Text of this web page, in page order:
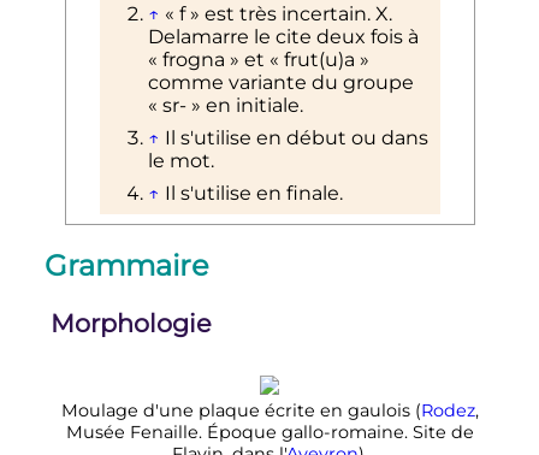
↑ « f » est très incertain. X.
Delamarre le cite deux fois à
« frogna » et « frut(u)a »
comme variante du groupe
« sr- » en initiale.
↑ Il s'utilise en début ou dans
le mot.
↑ Il s'utilise en finale.
Grammaire
Morphologie
Moulage d'une plaque écrite en gaulois (Rodez,
Musée Fenaille. Époque gallo-romaine. Site de